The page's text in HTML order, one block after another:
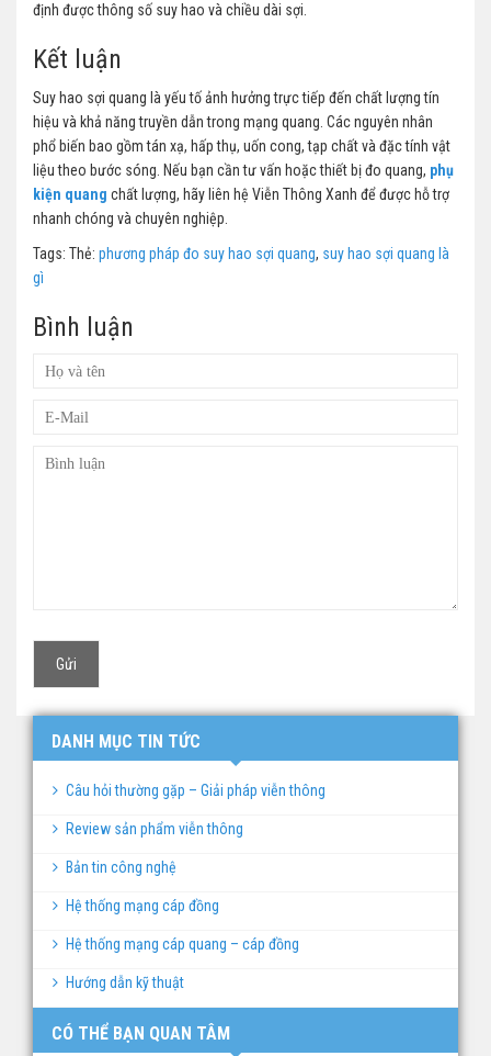
định được thông số suy hao và chiều dài sợi.
Kết luận
Suy hao sợi quang là yếu tố ảnh hưởng trực tiếp đến chất lượng tín
hiệu và khả năng truyền dẫn trong mạng quang. Các nguyên nhân
phổ biến bao gồm tán xạ, hấp thụ, uốn cong, tạp chất và đặc tính vật
liệu theo bước sóng. Nếu bạn cần tư vấn hoặc thiết bị đo quang, phụ
kiện quang chất lượng, hãy liên hệ Viễn Thông Xanh để được hỗ trợ
nhanh chóng và chuyên nghiệp.
Tags: Thẻ: phương pháp đo suy hao sợi quang, suy hao sợi quang là
gì
Bình luận
DANH MỤC TIN TỨC
Câu hỏi thường gặp – Giải pháp viễn thông
Review sản phẩm viễn thông
Bản tin công nghệ
Hệ thống mạng cáp đồng
Hệ thống mạng cáp quang – cáp đồng
Hướng dẫn kỹ thuật
CÓ THỂ BẠN QUAN TÂM